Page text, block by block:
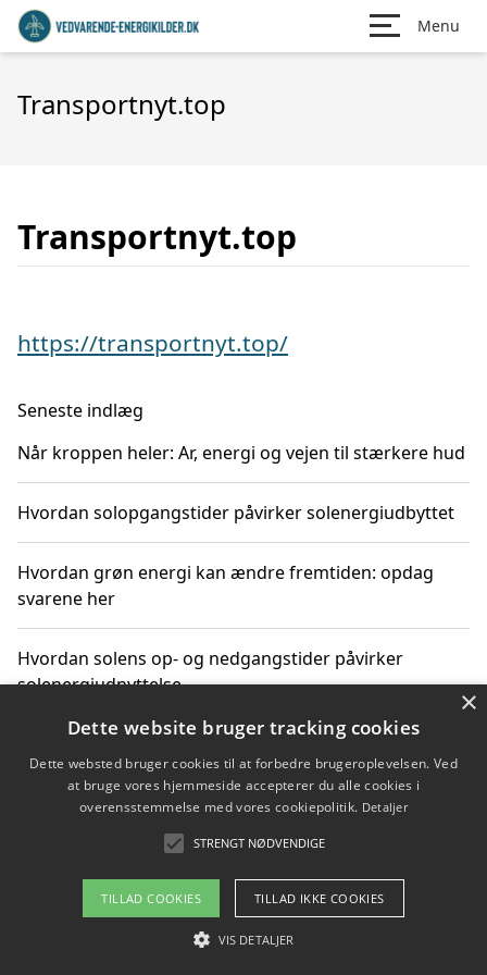
Menu
Transportnyt.top
Transportnyt.top
https://transportnyt.top/
Seneste indlæg
Når kroppen heler: Ar, energi og vejen til stærkere hud
Hvordan solopgangstider påvirker solenergiudbyttet
Hvordan grøn energi kan ændre fremtiden: opdag
svarene her
Hvordan solens op- og nedgangstider påvirker
solenergiudnyttelse
Hvordan du får svar på energispørgsmål om
vedvarende energikilder
Om / kontakt
Blog Betingelser
×
Dette website bruger tracking cookies
Dette websted bruger cookies til at forbedre brugeroplevelsen. Ved
at bruge vores hjemmeside accepterer du alle cookies i
overensstemmelse med vores cookiepolitik. Detaljer
STRENGT NØDVENDIGE
TILLAD COOKIES TILLAD IKKE COOKIES
VIS DETALJER